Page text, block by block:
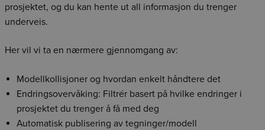
prosjektet, og du kan hente ut all informasjon du trenger
underveis.
Her vil vi ta en nærmere gjennomgang av:
Modellkollisjoner og hvordan enkelt håndtere det
Endringsovervåking: Filtrér basert på hvilke endringer i
prosjektet du trenger å få med deg
Automatisk publisering av tegninger/modell